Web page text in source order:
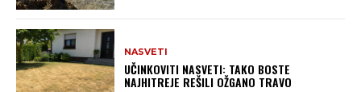
NASVETI
UČINKOVITI NASVETI: TAKO BOSTE
NAJHITREJE REŠILI OŽGANO TRAVO